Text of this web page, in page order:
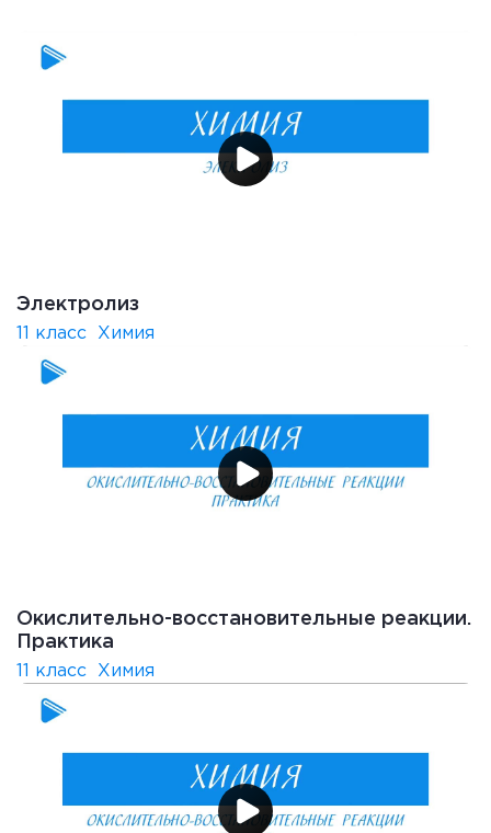
Электролиз
11 класс Химия
Окислительно-восстановительные реакции.
Практика
11 класс Химия